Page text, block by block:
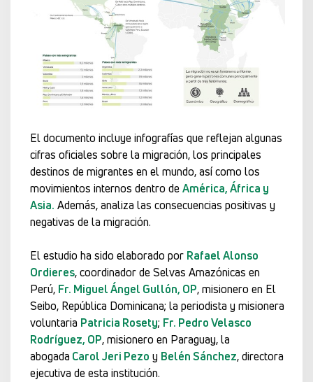
El documento incluye infografías que reflejan algunas
cifras oficiales sobre la migración, los principales
destinos de migrantes en el mundo, así como los
movimientos internos dentro deAmérica, África y
Asia. Además, analiza las consecuencias positivas y
negativas de la migración.
El estudio ha sido elaborado por Rafael Alonso
Ordieres, coordinador de Selvas Amazónicas en
Perú, Fr. Miguel Ángel Gullón, OP, misionero en El
Seibo, República Dominicana; la periodista y misionera
voluntaria Patricia Rosety; Fr. Pedro Velasco
Rodríguez, OP, misionero en Paraguay, la
abogada Carol Jeri Pezo y Belén Sánchez, directora
ejecutiva de esta institución.